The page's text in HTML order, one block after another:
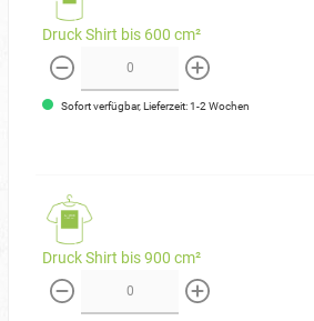
Druck Shirt bis 600 cm²
weniger mehr
Sofort verfügbar, Lieferzeit: 1-2 Wochen
Druck Shirt bis 900 cm²
weniger mehr